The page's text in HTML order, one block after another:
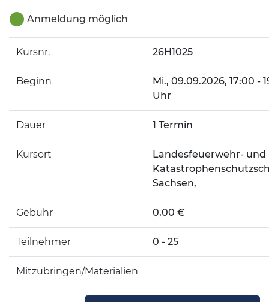
Anmeldung möglich
Kursnr. 26H1025
Beginn Mi., 09.09.2026, 17:00 -
Uhr
Dauer 1 Termin
Kursort
Landesfeuerwehr- und
Sachsen,
Gebühr 0,00 €
Teilnehmer 0 - 25
Mitzubringen/Materialien